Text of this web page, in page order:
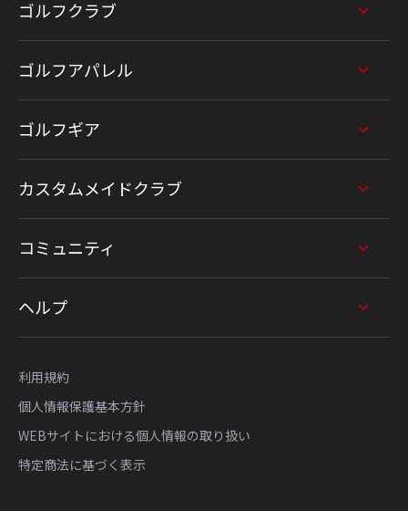
ゴルフクラブ
ゴルフアパレル
ゴルフギア
カスタムメイドクラブ
コミュニティ
ヘルプ
利用規約
個人情報保護基本方針
WEBサイトにおける個人情報の取り扱い
特定商法に基づく表示